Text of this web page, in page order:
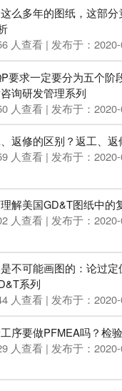
么多年的图纸，这部
人查看 | 发布于：
要求一定要分为五个阶
询研发管理系列
人查看 | 发布于：
返修的区别？返工、
人查看 | 发布于：
解美国GD&T图纸中的
人查看 | 发布于：
不可能画图的：论过
系列
人查看 | 发布于：
序要做PFMEA吗？检
人查看 | 发布于：